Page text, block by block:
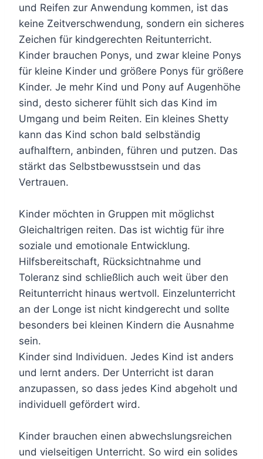
und Reifen zur Anwendung kommen, ist das
keine Zeitverschwendung, sondern ein sicheres
Zeichen für kindgerechten Reitunterricht.
Kinder brauchen Ponys, und zwar kleine Ponys
für kleine Kinder und größere Ponys für größere
Kinder. Je mehr Kind und Pony auf Augenhöhe
sind, desto sicherer fühlt sich das Kind im
Umgang und beim Reiten. Ein kleines Shetty
kann das Kind schon bald selbständig
aufhalftern, anbinden, führen und putzen. Das
stärkt das Selbstbewusstsein und das
Vertrauen.
Kinder möchten in Gruppen mit möglichst
Gleichaltrigen reiten. Das ist wichtig für ihre
soziale und emotionale Entwicklung.
Hilfsbereitschaft, Rücksichtnahme und
Toleranz sind schließlich auch weit über den
Reitunterricht hinaus wertvoll. Einzelunterricht
an der Longe ist nicht kindgerecht und sollte
besonders bei kleinen Kindern die Ausnahme
sein.
Kinder sind Individuen. Jedes Kind ist anders
und lernt anders. Der Unterricht ist daran
anzupassen, so dass jedes Kind abgeholt und
individuell gefördert wird.
Kinder brauchen einen abwechslungsreichen
und vielseitigen Unterricht. So wird ein solides